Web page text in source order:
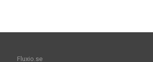
Fluxio.se